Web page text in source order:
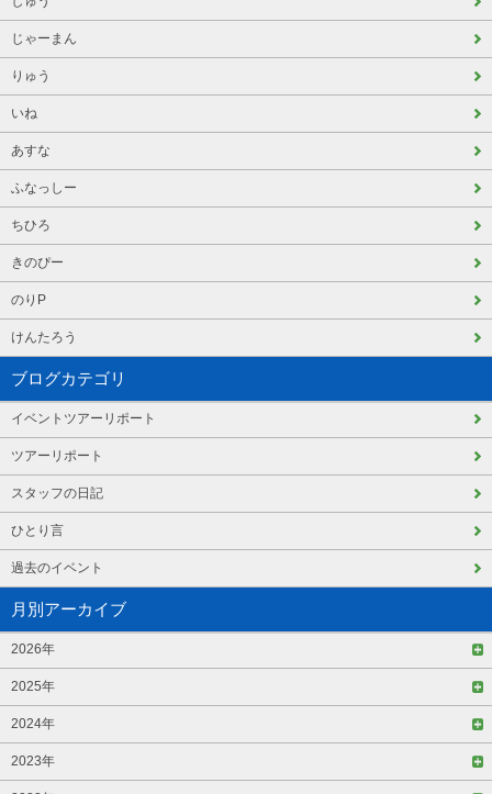
じゃーまん
りゅう
いね
あすな
ふなっしー
ちひろ
きのぴー
のりP
けんたろう
ブログカテゴリ
イベントツアーリポート
ツアーリポート
スタッフの日記
ひとり言
過去のイベント
月別アーカイブ
2026年
2025年
2024年
2023年